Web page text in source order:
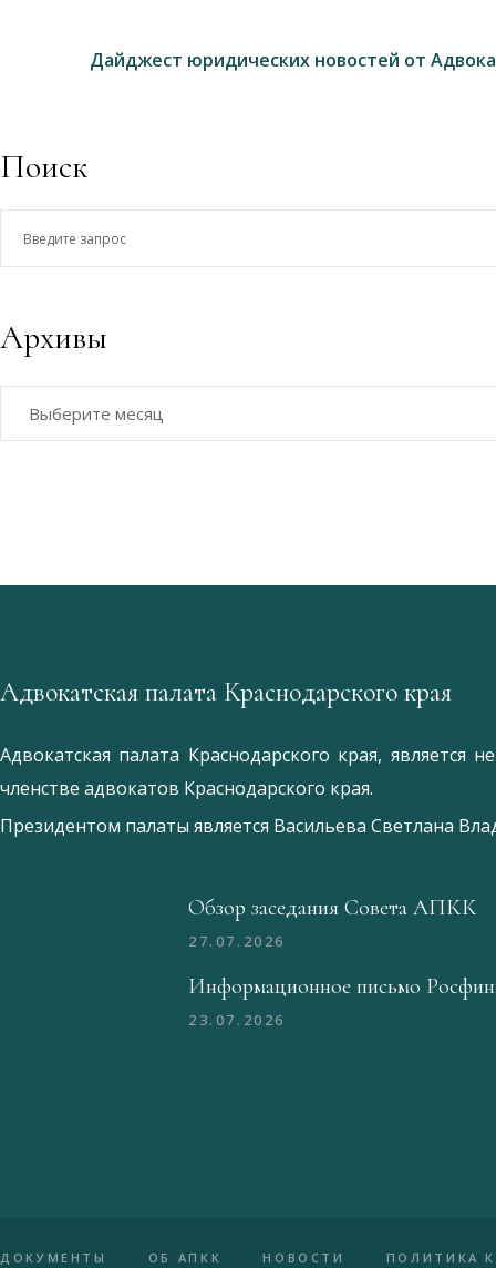
Дайджест юридических новостей от
Поиск
Архивы
Адвокатская палата Краснодарского края
Адвокатская палата Краснодарского края, является
членстве адвокатов Краснодарского края.
Президентом палаты является Ваcильева Светлана
Обзор заседания Совета АПКК
27.07.2026
Информационное письмо
23.07.2026
ДОКУМЕНТЫ ОБ АПКК НОВОСТИ ПОЛИТИКА